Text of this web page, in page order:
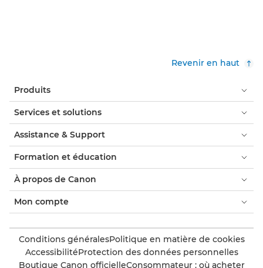
Revenir en haut
Produits
Services et solutions
Assistance & Support
Formation et éducation
À propos de Canon
Mon compte
Conditions généralesPolitique en matière de cookies
AccessibilitéProtection des données personnelles
Boutique Canon officielleConsommateur : où acheter